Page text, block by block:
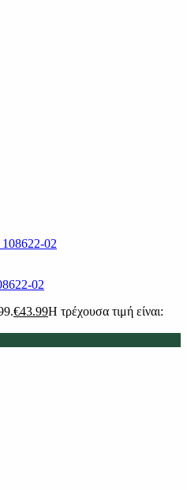
02
€43.99Η τρέχουσα τιμή είναι: